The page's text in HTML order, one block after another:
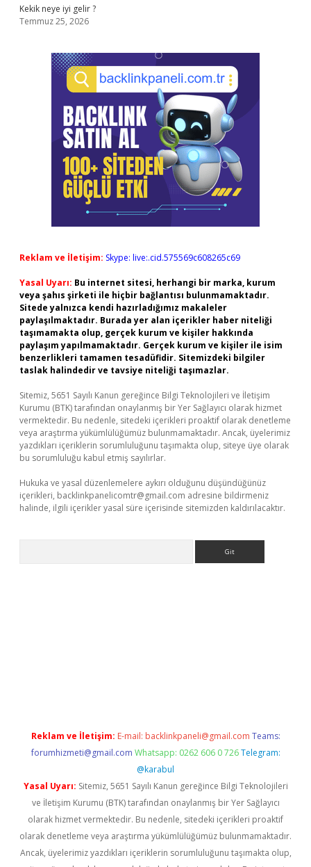
Kekik neye iyi gelir ?
Temmuz 25, 2026
Reklam ve İletişim: Skype: live:.cid.575569c608265c69
Yasal Uyarı: Bu internet sitesi, herhangi bir marka, kurum
veya şahıs şirketi ile hiçbir bağlantısı bulunmamaktadır.
Sitede yalnızca kendi hazırladığımız makaleler
paylaşılmaktadır. Burada yer alan içerikler haber niteliği
taşımamakta olup, gerçek kurum ve kişiler hakkında
paylaşım yapılmamaktadır. Gerçek kurum ve kişiler ile isim
benzerlikleri tamamen tesadüfidir. Sitemizdeki bilgiler
taslak halindedir ve tavsiye niteliği taşımazlar.
Sitemiz, 5651 Sayılı Kanun gereğince Bilgi Teknolojileri ve İletişim
Kurumu (BTK) tarafından onaylanmış bir Yer Sağlayıcı olarak hizmet
vermektedir. Bu nedenle, sitedeki içerikleri proaktif olarak denetleme
veya araştırma yükümlülüğümüz bulunmamaktadır. Ancak, üyelerimiz
yazdıkları içeriklerin sorumluluğunu taşımakta olup, siteye üye olarak
bu sorumluluğu kabul etmiş sayılırlar.
Hukuka ve yasal düzenlemelere aykırı olduğunu düşündüğünüz
içerikleri, backlinkpanelicomtr@gmail.com adresine bildirmeniz
halinde, ilgili içerikler yasal süre içerisinde sitemizden kaldırılacaktır.
Reklam ve İletişim: E-mail: backlinkpaneli@gmail.com Teams:
forumhizmeti@gmail.com Whatsapp: 0262 606 0 726 Telegram:
@karabul
Yasal Uyarı: Sitemiz, 5651 Sayılı Kanun gereğince Bilgi Teknolojileri
ve İletişim Kurumu (BTK) tarafından onaylanmış bir Yer Sağlayıcı
olarak hizmet vermektedir. Bu nedenle, sitedeki içerikleri proaktif
olarak denetleme veya araştırma yükümlülüğümüz bulunmamaktadır.
Ancak, üyelerimiz yazdıkları içeriklerin sorumluluğunu taşımakta olup,